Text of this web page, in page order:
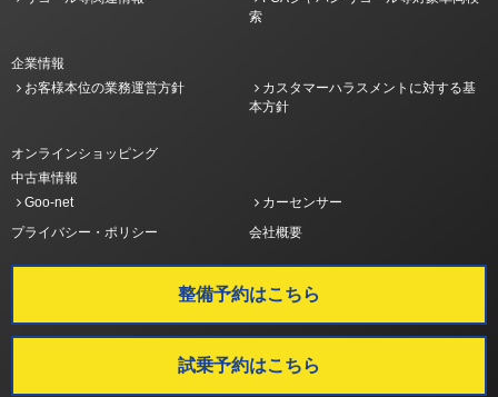
索
企業情報
お客様本位の業務運営方針
カスタマーハラスメントに対する基
本方針
オンラインショッピング
中古車情報
Goo-net
カーセンサー
プライバシー・ポリシー
会社概要
整備予約はこちら
試乗予約はこちら